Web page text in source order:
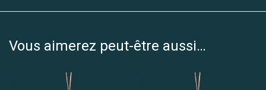
Vous aimerez peut-être aussi…